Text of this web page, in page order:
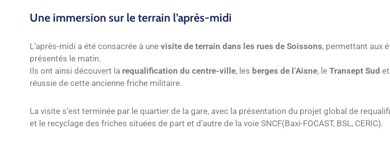
Une immersion sur le terrain l’après-midi
L’après-midi a été consacrée à une visite de terrain dans les rues de Soissons, permettant aux
présentés le matin.
Ils ont ainsi découvert la requalification du centre-ville, les berges de l’Aisne, le Transept Sud
réussie de cette ancienne friche militaire.
La visite s’est terminée par le quartier de la gare, avec la présentation du projet global de
et le recyclage des friches situées de part et d’autre de la voie SNCF(Baxi-FOCAST, BSL, CERIC).